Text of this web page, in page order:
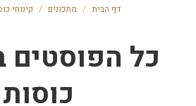
דף הבית / מתכונים / קינוחי
כל הפוסטים
כוסות